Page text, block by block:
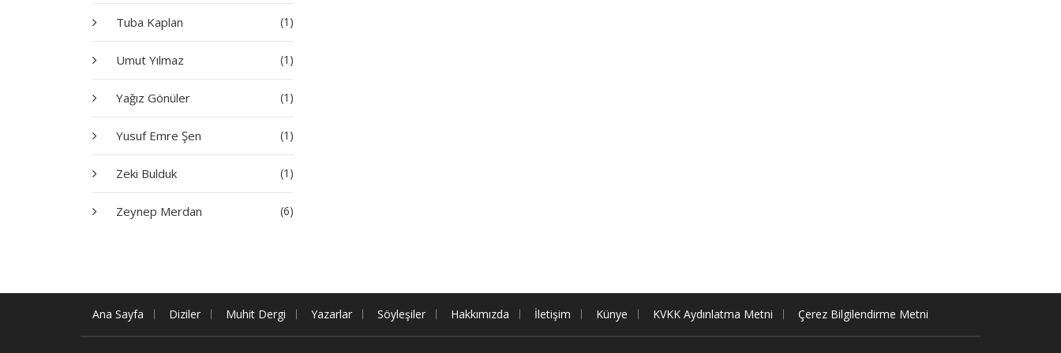
Tuba Kaplan (1)
Umut Yılmaz (1)
Yağız Gönüler (1)
Yusuf Emre Şen (1)
Zeki Bulduk (1)
Zeynep Merdan (6)
Ana Sayfa Diziler Muhit Dergi Yazarlar Söyleşiler Hakkımızda İletişim Künye KVKK Aydınlatma Metni Çerez Bilgilendirme Metni